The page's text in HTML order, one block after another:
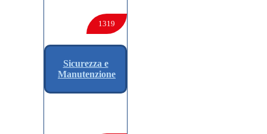
1319
Sicurezza e
Manutenzione